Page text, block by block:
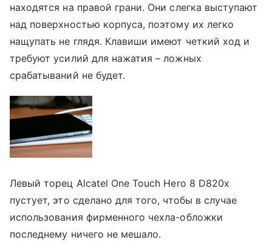
находятся на правой грани. Они слегка выступают
над поверхностью корпуса, поэтому их легко
нащупать не глядя. Клавиши имеют четкий ход и
требуют усилий для нажатия – ложных
срабатываний не будет.
Левый торец Alcatel One Touch Hero 8 D820x
пустует, это сделано для того, чтобы в случае
использования фирменного чехла-обложки
последнему ничего не мешало.